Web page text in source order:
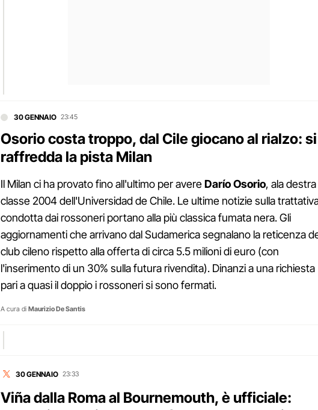
30 GENNAIO 23:45
Osorio costa troppo, dal Cile giocano al rialzo: si
raffredda la pista Milan
Il Milan ci ha provato fino all'ultimo per avereDarío Osorio, ala destra
classe 2004 dell'Universidad de Chile. Le ultime notizie sulla
condotta dai rossoneri portano alla più classica fumata nera. Gli
aggiornamenti che arrivano dal Sudamerica segnalano la reticenza
club cileno rispetto alla offerta di circa 5.5 milioni di euro (con
l'inserimento di un 30% sulla futura rivendita). Dinanzi a una richiesta
pari a quasi il doppio i rossoneri si sono fermati.
A cura di Maurizio De Santis
30 GENNAIO 23:33
Viña dalla Roma al Bournemouth, è ufficiale: